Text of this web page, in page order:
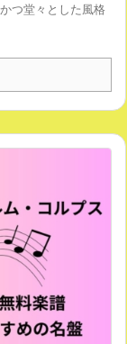
つ堂々とした風格